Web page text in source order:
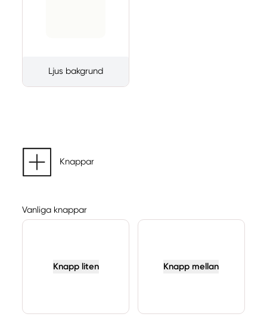
Ljus bakgrund
Knappar
Vanliga knappar
Knapp liten Knapp mellan